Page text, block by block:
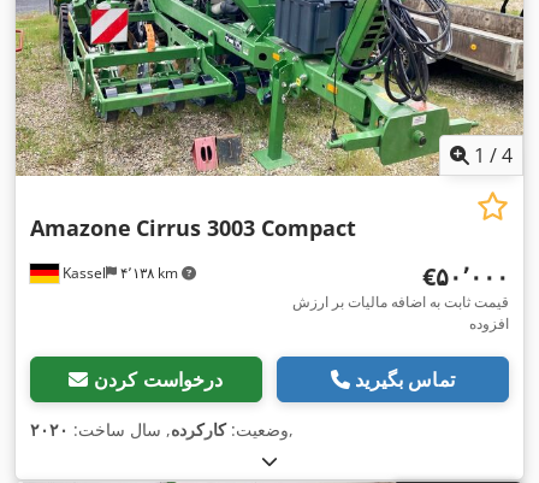
1 /4
Kassel ۴٬۱۳۸ km
Amazone Cirrus 3003 Compact
‎€۵۰٬۰۰۰
قیمت ثابت به اضافه مالیات بر ارزش
افزوده
درخواست کردن تماس بگیرید
وضعیت:کارکرده, سال ساخت: ۲۰۲۰ ,